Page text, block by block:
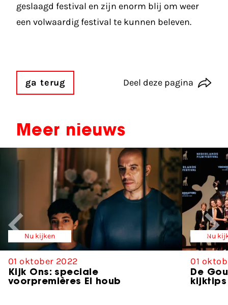
geslaagd festival en zijn enorm blij om weer
een volwaardig festival te kunnen beleven.
ga terug Deel deze pagina
Meer nieuws
Nu kijken
01 oktober 2022
Kijk Ons: speciale
voorpremières El houb
Nu
01
De
kijktips